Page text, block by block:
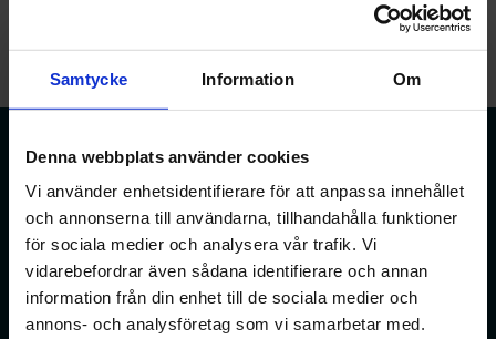
Samtycke Information Om
Denna webbplats använder cookies
Vi använder enhetsidentifierare för att anpassa innehållet
och annonserna till användarna, tillhandahålla funktioner
för sociala medier och analysera vår trafik. Vi
vidarebefordrar även sådana identifierare och annan
information från din enhet till de sociala medier och
annons- och analysföretag som vi samarbetar med.
Förbundet för apotekare och receptarier.
Bli medlem